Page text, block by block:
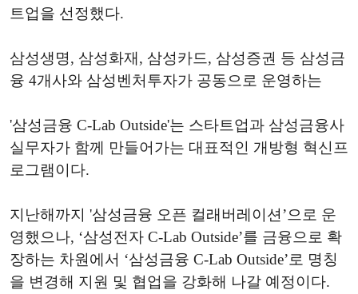
트업을 선정했다.
삼성생명, 삼성화재, 삼성카드, 삼성증권 등 삼성금
융 4개사와 삼성벤처투자가 공동으로 운영하는
'삼성금융 C-Lab Outside'는 스타트업과 삼성금융사
실무자가 함께 만들어가는 대표적인 개방형 혁신프
로그램이다.
지난해까지 '삼성금융 오픈 컬래버레이션’으로 운
영했으나, ‘삼성전자 C-Lab Outside’를 금융으로 확
장하는 차원에서 ‘삼성금융 C-Lab Outside’로 명칭
을 변경해 지원 및 협업을 강화해 나갈 예정이다.